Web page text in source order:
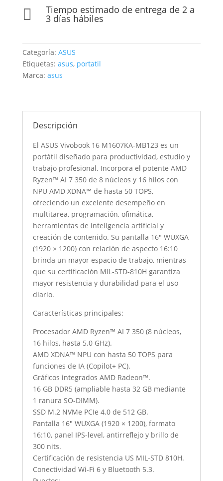
VIVOBOOK
16
/
AMD
RYZEN
350
WUXGA
/16GB
DDR5
512GB
SSD
M.2
MIL-
STD
810H
QUIET
1.88
90NB15F1-
M008H0
cantidad
 Tiempo estimado de entrega de 2 a
3 días hábiles
Categoría: ASUS
Etiquetas: asus, portatil
Marca: asus
Descripción
El ASUS Vivobook 16 M1607KA-MB123 es un
portátil diseñado para productividad, estudio y
trabajo profesional. Incorpora el potente AMD
Ryzen™ AI 7 350 de 8 núcleos y 16 hilos con
NPU AMD XDNA™ de hasta 50 TOPS,
ofreciendo un excelente desempeño en
multitarea, programación, ofimática,
herramientas de inteligencia artificial y
creación de contenido. Su pantalla 16″ WUXGA
(1920 × 1200) con relación de aspecto 16:10
brinda un mayor espacio de trabajo, mientras
que su certificación MIL-STD-810H garantiza
mayor resistencia y durabilidad para el uso
diario.
Características principales:
Procesador AMD Ryzen™ AI 7 350 (8 núcleos,
16 hilos, hasta 5.0 GHz).
AMD XDNA™ NPU con hasta 50 TOPS para
funciones de IA (Copilot+ PC).
Gráficos integrados AMD Radeon™.
16 GB DDR5 (ampliable hasta 32 GB mediante
1 ranura SO-DIMM).
SSD M.2 NVMe PCIe 4.0 de 512 GB.
Pantalla 16″ WUXGA (1920 × 1200), formato
16:10, panel IPS-level, antirreflejo y brillo de
300 nits.
Certificación de resistencia US MIL-STD 810H.
Conectividad Wi-Fi 6 y Bluetooth 5.3.